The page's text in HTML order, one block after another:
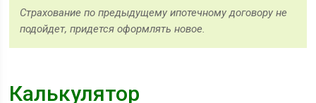
Страхование по предыдущему ипотечному договору не
подойдет, придется оформлять новое.
Калькулятор